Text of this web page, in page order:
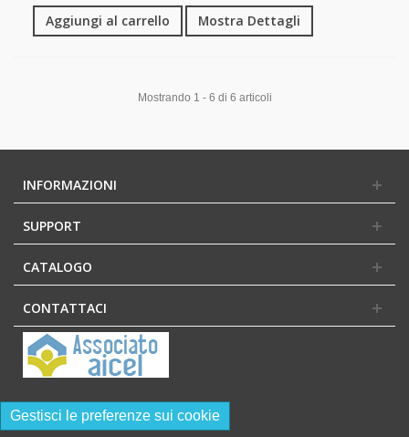
Aggiungi al carrello Mostra Dettagli
Mostrando 1 - 6 di 6 articoli
INFORMAZIONI
SUPPORT
CATALOGO
CONTATTACI
Gestisci le preferenze sui cookie